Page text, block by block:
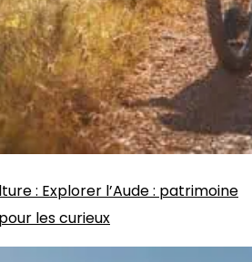
: Explorer l’Aude : patrimoine
les curieux